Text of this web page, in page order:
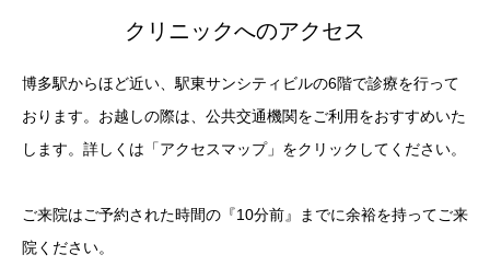
クリニックへのアクセス
博多駅からほど近い、駅東サンシティビルの6階で診療を行って
おります。お越しの際は、公共交通機関をご利用をおすすめいた
します。詳しくは「アクセスマップ」をクリックしてください。
ご来院はご予約された時間の『10分前』までに余裕を持ってご来
院ください。